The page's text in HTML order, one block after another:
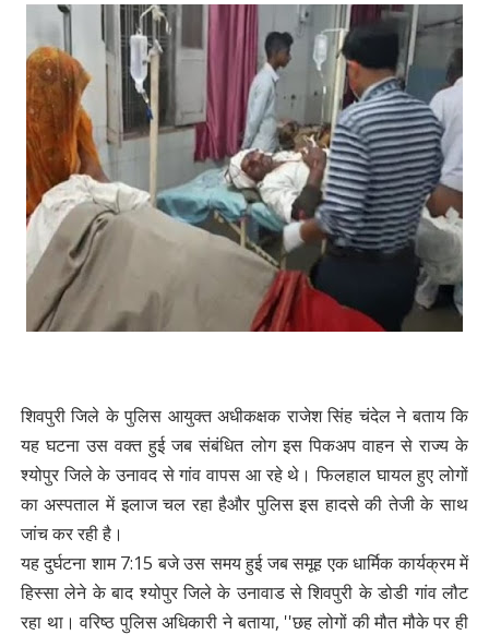
शिवपुरी जिले के पुलिस आयुक्त अधीकक्षक राजेश सिंह चंदेल ने बताय कि
यह घटना उस वक्त हुई जब संबंधित लोग इस पिकअप वाहन से राज्य के
श्योपुर जिले के उनावद से गांव वापस आ रहे थे। फिलहाल घायल हुए लोगों
का अस्पताल में इलाज चल रहा हैऔर पुलिस इस हादसे की तेजी के साथ
जांच कर रही है।
यह दुर्घटना शाम 7:15 बजे उस समय हुई जब समूह एक धार्मिक कार्यक्रम में
हिस्सा लेने के बाद श्योपुर जिले के उनावाड से शिवपुरी के डोडी गांव लौट
रहा था। वरिष्ठ पुलिस अधिकारी ने बताया, ''छह लोगों की मौत मौके पर ही